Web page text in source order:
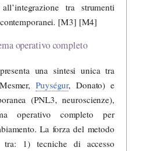
tra strumenti
[M3] [M4]
operativo completo
una sintesi unica tra
Puységur, Donato) e
(PNL3, neuroscienze),
operativo completo per
La forza del metodo
tra: 1) tecniche di accesso